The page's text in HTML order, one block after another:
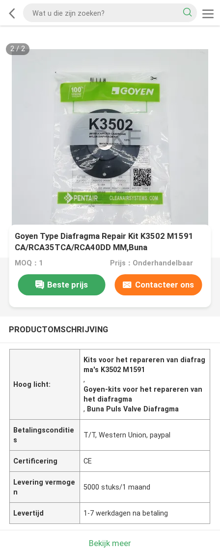
2/ 2
Goyen Type Diafragma Repair Kit K3502 M1591
CA/RCA35TCA/RCA40DD MM,Buna
MOQ：1 Prijs：Onderhandelbaar
Beste prijs Contacteer ons
PRODUCTOMSCHRIJVING
Hoog licht:
Kits voor het repareren van diafrag
ma's K3502 M1591
,
Goyen-kits voor het repareren van
het diafragma
, Buna Puls Valve Diafragma
Betalingsconditie
s
T/T, Western Union, paypal
Certificering CE
Levering vermoge
n
5000 stuks/1 maand
Levertijd 1-7 werkdagen na betaling
Bekijk meer